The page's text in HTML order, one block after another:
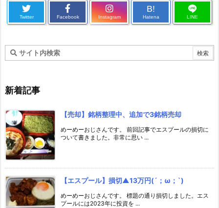
Twitter Facebook Instagram
B!
Hatena LINE
新着記事
【売却】銘柄整理中、追加で3銘柄売却
めーめーおじさんです。 前回記事でエスプールの損切に
ついて書きました。非常に思い ...
【エスプール】損切▲13万円(´；ω；`)
めーめーおじさんです。 標題の通り損切しました。エス
プールには2023年に投資を ...